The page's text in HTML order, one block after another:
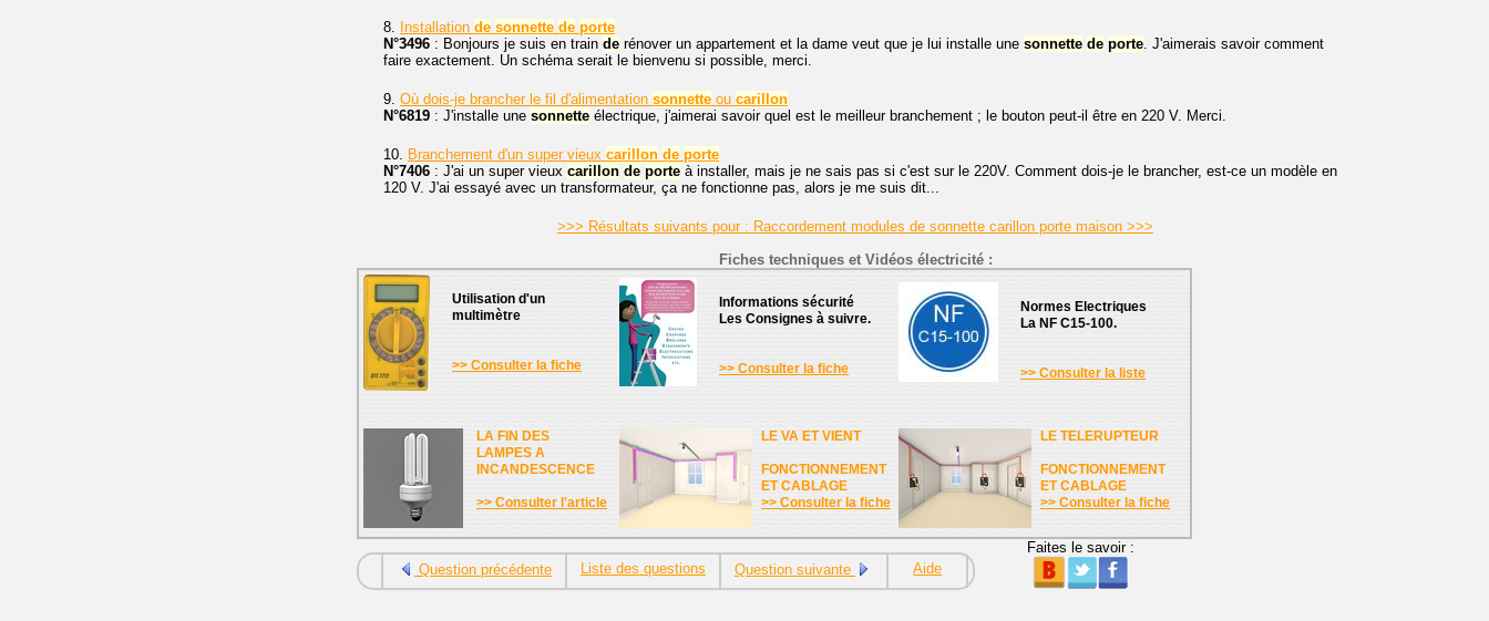
8. Installation de sonnette de porte
N°3496 : Bonjours je suis en train de rénover un appartement et la dame veut que je lui installe une sonnette de porte. J'aimerais savoir comment
faire exactement. Un schéma serait le bienvenu si possible, merci.
9. Où dois-je brancher le fil d'alimentation sonnette ou carillon
N°6819 : J'installe une sonnette électrique, j'aimerai savoir quel est le meilleur branchement ; le bouton peut-il être en 220 V. Merci.
10. Branchement d'un super vieux carillon de porte
N°7406 : J'ai un super vieux carillon de porte à installer, mais je ne sais pas si c'est sur le 220V. Comment dois-je le brancher, est-ce un modèle en
120 V. J'ai essayé avec un transformateur, ça ne fonctionne pas, alors je me suis dit...
>>> Résultats suivants pour : Raccordement modules de sonnette carillon porte maison >>>
Fiches techniques et Vidéos électricité :
Utilisation d'un
multimètre
>> Consulter la fiche
Informations sécurité
Les Consignes à suivre.
>> Consulter la fiche
Normes Electriques
La NF C15-100.
>> Consulter la liste
LA FIN DES
LAMPES A
INCANDESCENCE
>> Consulter l'article
LE VA ET VIENT
FONCTIONNEMENT
ET CABLAGE
>> Consulter la fiche
LE TELERUPTEUR
FONCTIONNEMENT
ET CABLAGE
>> Consulter la fiche
Question précédente Liste des questions Question suivante Aide
Faites le savoir :